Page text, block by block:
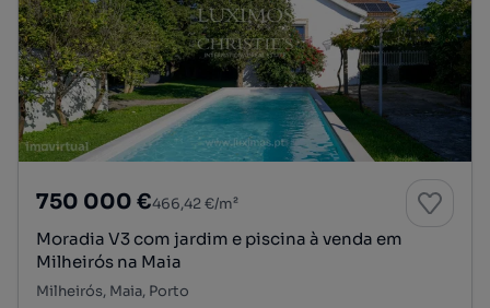
750 000 €466,42 €/m²
Moradia V3 com jardim e piscina à venda em
Milheirós na Maia
Milheirós, Maia, Porto